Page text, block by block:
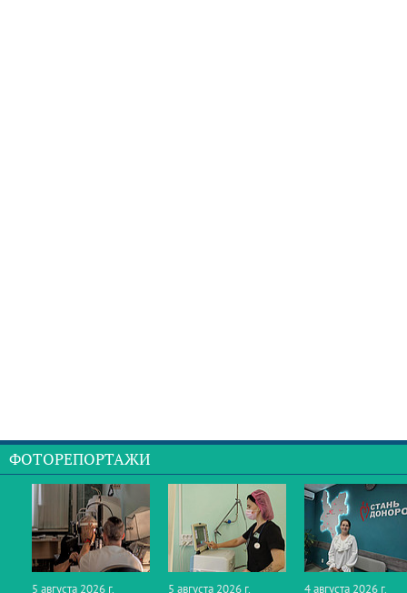
ФОТОРЕПОРТАЖИ
5 августа 2026 г. 5 августа 2026 г. 4 августа 2026 г.